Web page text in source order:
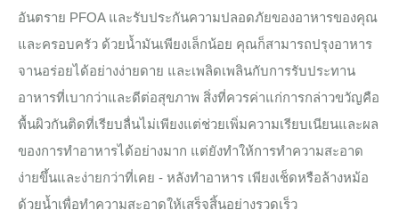
อันตราย PFOA และรับประกันความปลอดภัยของอาหารของคุณ
และครอบครัว ด้วยน้ำมันเพียงเล็กน้อย คุณก็สามารถปรุงอาหาร
จานอร่อยได้อย่างง่ายดาย และเพลิดเพลินกับการรับประทาน
อาหารที่เบากว่าและดีต่อสุขภาพ สิ่งที่ควรค่าแก่การกล่าวขวัญคือ
พื้นผิวกันติดที่เรียบลื่นไม่เพียงแต่ช่วยเพิ่มความเรียบเนียนและผล
ของการทำอาหารได้อย่างมาก แต่ยังทำให้การทำความสะอาด
ง่ายขึ้นและง่ายกว่าที่เคย - หลังทำอาหาร เพียงเช็ดหรือล้างหม้อ
ด้วยน้ำเพื่อทำความสะอาดให้เสร็จสิ้นอย่างรวดเร็ว